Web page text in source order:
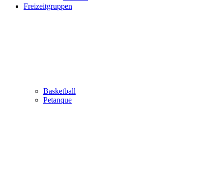
Freizeitgruppen
Basketball
Petanque